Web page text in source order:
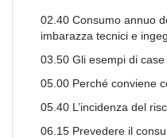
02.40 Consumo annuo
imbarazza tecnici e
03.50 Gli esempi di case
05.00 Perché conviene
05.40 L’incidenza del
06.15 Prevedere il